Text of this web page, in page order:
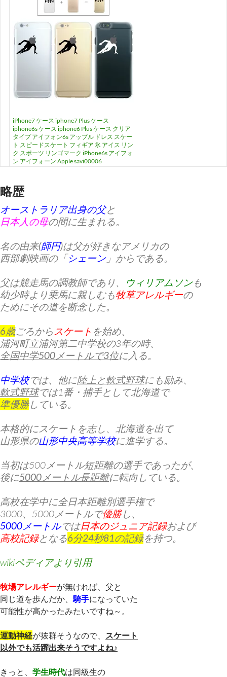
iPhone7 ケース iphone7 Plus ケース
iphone6s ケース iphone6 Plus ケース クリア
タイプ アイフォン6s アップル ドレス スケー
ト スピードスケート フィギア 氷 アイス リン
ク スポーツ リンゴマーク iPhone6s アイフォ
ン アイフォーン Apple savi00006
略歴
オーストラリア出身の父と
日本人の母の間に生まれる。
名の由来(師円)は父が好きなアメリカの
西部劇映画の「シェーン」からである。
父は競走馬の調教師であり、 ウィリアムソンも
幼少時より乗馬に親しむも牧草アレルギーの
ためにその道を断念した。
6歳ごろから スケート を始め、
浦河町立浦河第二中学校の3年の時、
全国中学500メートルで3位に入る。
中学校では、他に陸上と軟式野球にも励み、
軟式野球では1番・捕手として北海道で
準優勝している。
本格的にスケートを志し、北海道を出て
山形県の山形中央高等学校に進学する。
当初は500メートル短距離の選手であったが、
後に5000メートル長距離に転向している。
高校在学中に全日本距離別選手権で
3000、5000メートルで優勝し、
5000メートルでは日本のジュニア記録および
高校記録となる6分24秒81の記録を持つ。
wikiペディアより引用
牧場アレルギーが無ければ、父と
同じ道を歩んだか、 騎手になっていた
可能性が高かったみたいですね～。
運動神経が抜群そうなので、
スケート
以外でも活躍出来そうですよね♪
きっと、 学生時代は同級生の